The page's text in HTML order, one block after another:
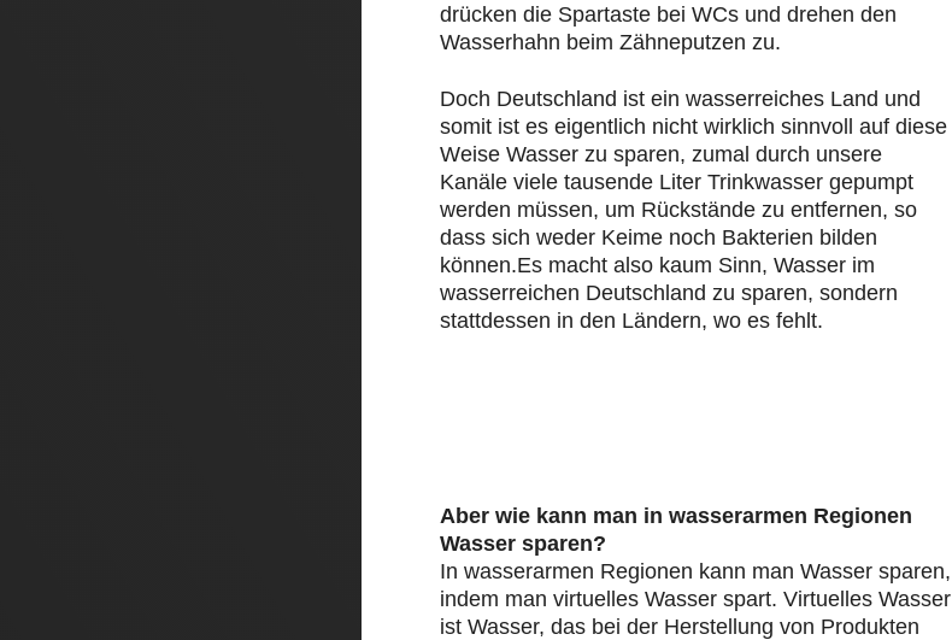
drücken die Spartaste bei WCs und drehen den
Wasserhahn beim Zähneputzen zu.
Doch Deutschland ist ein wasserreiches Land und
somit ist es eigentlich nicht wirklich sinnvoll auf diese
Weise Wasser zu sparen, zumal durch unsere
Kanäle viele tausende Liter Trinkwasser gepumpt
werden müssen, um Rückstände zu entfernen, so
dass sich weder Keime noch Bakterien bilden
können.Es macht also kaum Sinn, Wasser im
wasserreichen Deutschland zu sparen, sondern
stattdessen in den Ländern, wo es fehlt.
Aber wie kann man in wasserarmen Regionen
Wasser sparen?
In wasserarmen Regionen kann man Wasser sparen,
indem man virtuelles Wasser spart. Virtuelles Wasser
ist Wasser, das bei der Herstellung von Produkten